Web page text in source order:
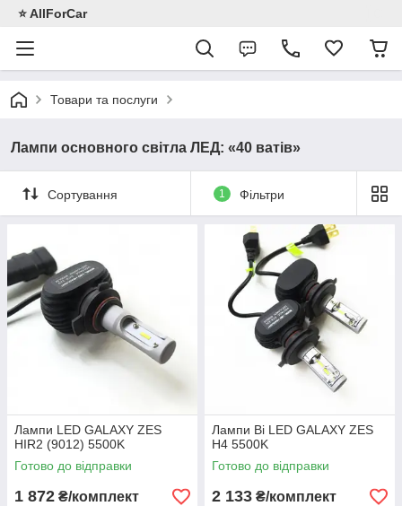
⭐️ AllForCar
Товари та послуги
Лампи основного світла ЛЕД: «40 ватів»
Сортування 1 Фільтри
Лампи LED GALAXY ZES
HIR2 (9012) 5500K
Готово до відправки
1 872 ₴/комплект
Лампи Bі LED GALAXY ZES
H4 5500K
Готово до відправки
2 133 ₴/комплект